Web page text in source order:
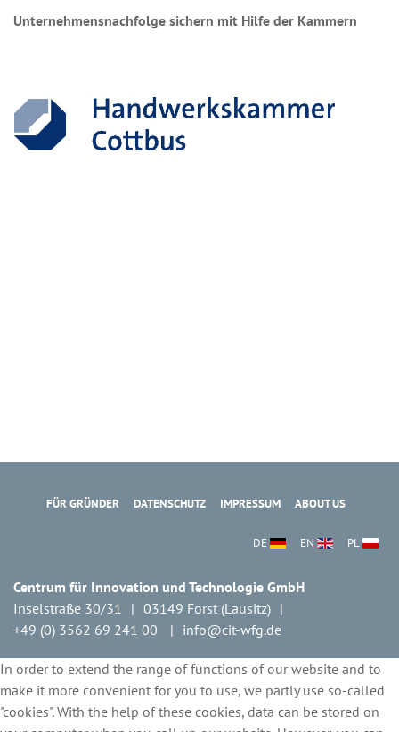
Unternehmensnachfolge sichern mit Hilfe der Kammern
FÜR GRÜNDER DATENSCHUTZ IMPRESSUM ABOUT US
DE EN PL
Centrum für Innovation und Technologie GmbH
Inselstraße 30/31
03149 Forst (Lausitz)
+49 (0) 3562 69 241 00
info@cit-wfg.de
In order to extend the range of functions of our website and to
make it more convenient for you to use, we partly use so-called
"cookies". With the help of these cookies, data can be stored on